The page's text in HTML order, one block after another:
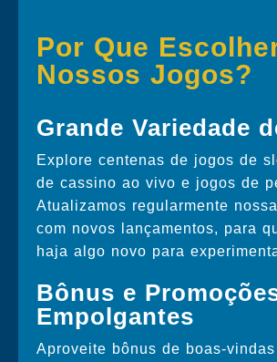
Por Que
Nossos Jogos?
Grande Variedade
Explore centenas de jogos de
de cassino ao vivo e jogos de
Atualizamos regularmente
com novos lançamentos, para
haja algo novo para
Bônus e
Empolgantes
Aproveite bônus de boas-